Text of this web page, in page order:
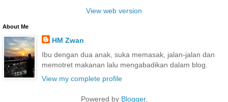
View web version
About Me
HM Zwan
Ibu dengan dua anak, suka memasak, jalan-jalan dan
memotret makanan lalu mengabadikan dalam blog.
View my complete profile
Powered by Blogger.